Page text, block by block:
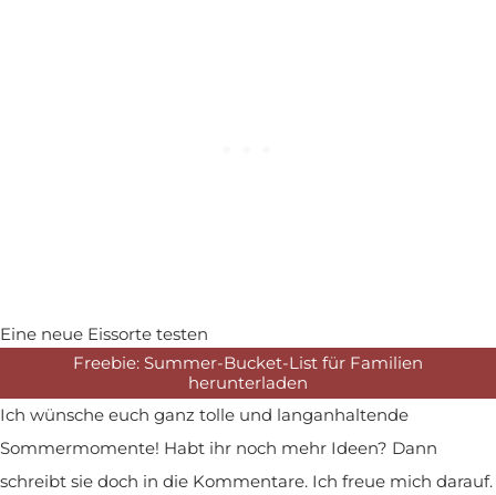
Eine neue Eissorte testen
Freebie: Summer-Bucket-List für Familien
herunterladen
Ich wünsche euch ganz tolle und langanhaltende
Sommermomente! Habt ihr noch mehr Ideen? Dann
schreibt sie doch in die Kommentare. Ich freue mich darauf.